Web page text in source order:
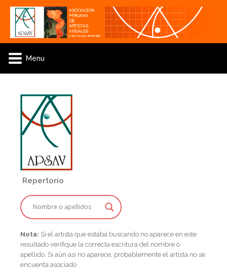
Menu
Repertorio
Nota: Si el artista que estaba buscando no aparece en este
resultado verifique la correcta escritura del nombre o
apellido. Si aún asi no aparece, probablemente el artista no se
encuenta asociado